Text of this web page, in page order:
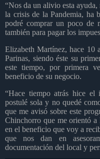
“Nos da un alivio esta ayuda,
la crisis de la Pandemia, ha
podré comprar un poco de
también para pagar los
Elizabeth Martínez, hace 10
Parinas, siendo éste su
este tiempo, por primera
beneficio de su negocio.
“Hace tiempo atrás hice el
postulé sola y no quedé
que me avisó sobre este
Chinchorro que me orientó
en el beneficio que voy a
que nos dan en
documentación del local y